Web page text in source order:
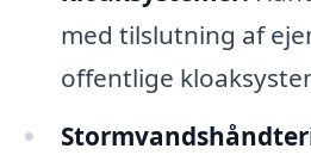
med tilslutning af
offentlige